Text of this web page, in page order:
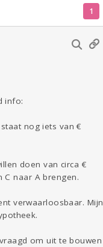
1
info:
nog iets van €
doen van circa €
naar A brengen.
verwaarloosbaar. Mijn
om uit te bouwen